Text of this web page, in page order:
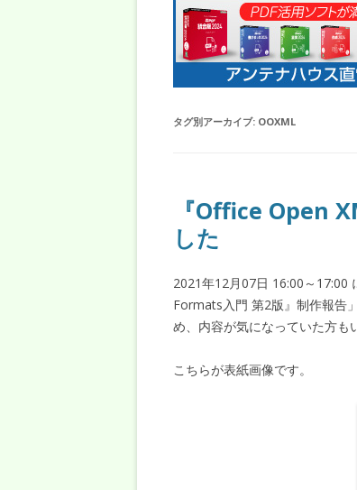
タグ別アーカイブ: OOXML
『Office Open
した
2021年12月07日 16:00～17:00
Formats入門 第2版』制作報告
め、内容が気になっていた方も
こちらが表紙画像です。